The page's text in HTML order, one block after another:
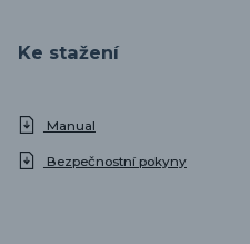
Ke stažení
Manual
Bezpečnostní pokyny